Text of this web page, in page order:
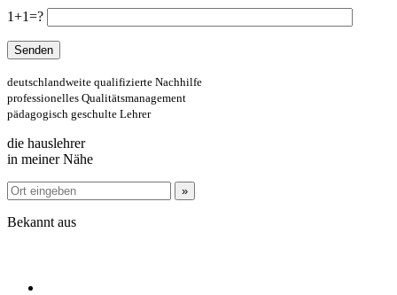
1+1=?
deutschlandweite qualifizierte Nachhilfe
professionelles Qualitätsmanagement
pädagogisch geschulte Lehrer
die hauslehrer
in meiner Nähe
Bekannt aus